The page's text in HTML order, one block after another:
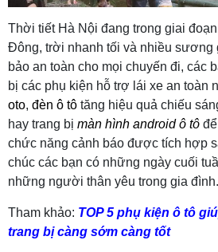
Thời tiết Hà Nội đang trong giai
Đông, trời nhanh tối và nhiều sương
bảo an toàn cho mọi chuyến đi, các
bị các phụ kiện hỗ trợ lái xe an toàn
oto, đèn ô tô tăng hiệu quả chiếu
hay trang bị màn hình android ô tô
chức năng cảnh báo được tích hợp
chúc các bạn có những ngày cuối
những người thân yêu trong gia đình.
Tham khảo: TOP 5 phụ kiện ô tô
trang bị càng sớm càng tốt